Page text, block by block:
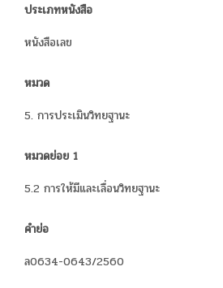
ประเภทหนังสือ
หนังสือเลข
หมวด
5. การประเมินวิทยฐานะ
หมวดย่อย 1
5.2 การให้มีและเลื่อนวิทยฐานะ
คำย่อ
ล0634-0643/2560